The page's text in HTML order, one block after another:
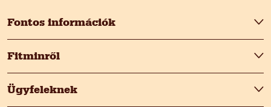
b
é
Fontos információk
Fitminről
Ügyfeleknek